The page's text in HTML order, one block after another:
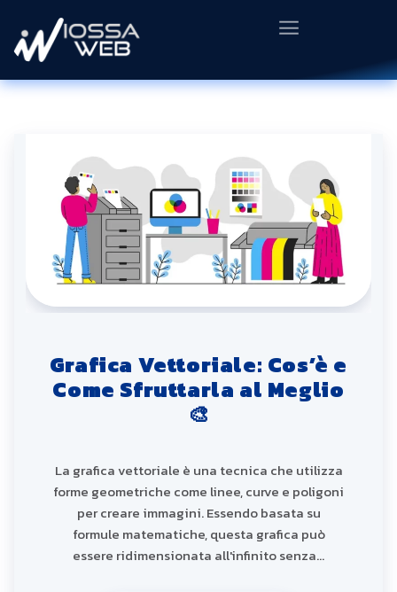
Grafica Vettoriale: Cos’è e
Come Sfruttarla al Meglio
🎨
La grafica vettoriale è una tecnica che utilizza
forme geometriche come linee, curve e poligoni
per creare immagini. Essendo basata su
formule matematiche, questa grafica può
essere ridimensionata all'infinito senza…